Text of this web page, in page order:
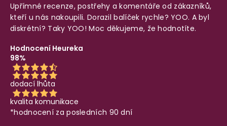
Upřímné recenze, postřehy a komentáře od zákazníků,
kteří u nás nakoupili. Dorazil balíček rychle? YOO. A byl
diskrétní? Taky YOO! Moc děkujeme, že hodnotíte.
Hodnocení Heureka
98%
dodací lhůta
kvalita komunikace
*hodnocení za posledních 90 dní